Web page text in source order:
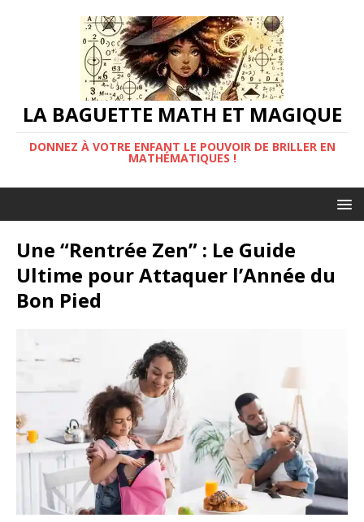
LA BAGUETTE MATH ET MAGIQUE
DONNEZ À VOTRE ENFANT LE POUVOIR DE BRILLER EN
MATHÉMATIQUES !
Une “Rentrée Zen” : Le Guide
Ultime pour Attaquer l’Année du
Bon Pied